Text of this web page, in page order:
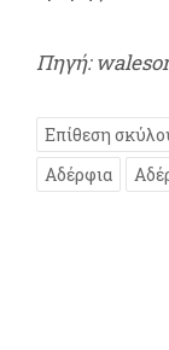
Πηγή:
Επίθεση
Αδέρφια